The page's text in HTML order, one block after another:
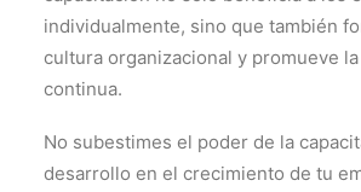
individualmente, sino que también
cultura organizacional y promueve
continua.
No subestimes el poder de la
desarrollo en el crecimiento de tu